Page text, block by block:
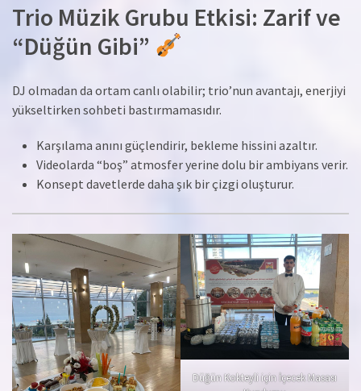
Trio Müzik Grubu Etkisi: Zarif ve
“Düğün Gibi”
DJ olmadan da ortam canlı olabilir; trio’nun avantajı, enerjiyi
yükseltirken sohbeti bastırmamasıdır.
Karşılama anını güçlendirir, bekleme hissini azaltır.
Videolarda “boş” atmosfer yerine dolu bir ambiyans verir.
Konsept davetlerde daha şık bir çizgi oluşturur.
Düğün Kokteyli için İçecek Masası